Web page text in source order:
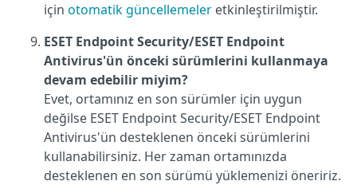
için otomatik güncellemeler etkinleştirilmiştir.
ESET Endpoint Security/ESET Endpoint
Antivirus'ün önceki sürümlerini kullanmaya
devam edebilir miyim?
Evet, ortamınız en son sürümler için uygun
değilse ESET Endpoint Security/ESET Endpoint
Antivirus'ün desteklenen önceki sürümlerini
kullanabilirsiniz. Her zaman ortamınızda
desteklenen en son sürümü yüklemenizi öneririz.